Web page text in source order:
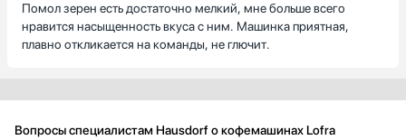
Помол зерен есть достаточно мелкий, мне больше всего
нравится насыщенность вкуса с ним. Машинка приятная,
плавно откликается на команды, не глючит.
Вопросы специалистам Hausdorf о кофемашинах Lofra